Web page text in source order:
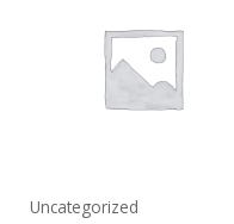
Uncategorized